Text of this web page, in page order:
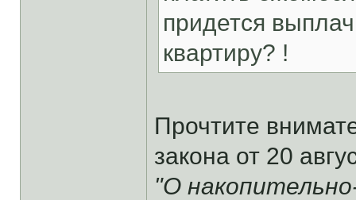
придется
квартиру? !
Прочтите
закона от 20
"О